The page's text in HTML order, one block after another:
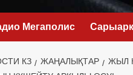
Мегаполис
КЗ ЖАҢАЛЫҚТАР
ЖЫЛ